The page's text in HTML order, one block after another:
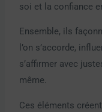
soi et la confiance
Ensemble, ils
l’on s’accorde,
s’affirmer avec
même.
Ces éléments